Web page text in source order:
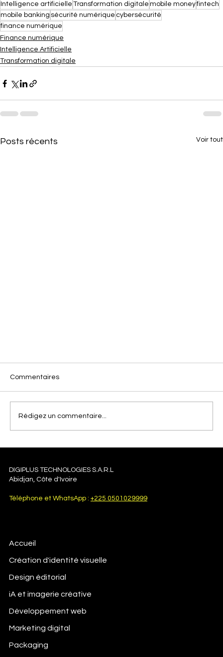
Intelligence artificielle Transformation digitale mobile moneyfintech
mobile banking sécurité numérique cybersécurité
finance numérique
Finance numérique
Intelligence Artificielle
Transformation digitale
Posts récents Voir tout
Technologie et Créativité
Commentaires
Rédigez un commentaire...
DIGIPLUS TECHNOLOGIES S.A.R.L
Abidjan, Côte d'Ivoire
Téléphone et WhatsApp : +225 0501029999
Accueil
Création d'identité visuelle
Design éditorial
iA et imagerie créative
Développement web
Marketing digital
Packaging